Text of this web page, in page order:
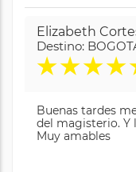
Elizabeth
Destino:
★★★★
Buenas tardes
del magisterio. Y
Muy amables